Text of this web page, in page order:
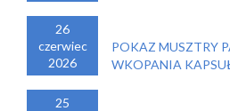
26
czerwiec
2026
POKAZ MUSZTRY
WKOPANIA
25